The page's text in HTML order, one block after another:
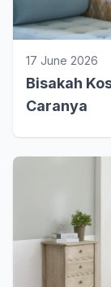
17 June 2026
Bisakah
Caranya